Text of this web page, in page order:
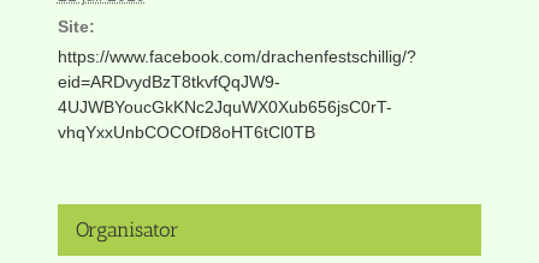
Site:
https://www.facebook.com/drachenfestschillig/?
eid=ARDvydBzT8tkvfQqJW9-
4UJWBYoucGkKNc2JquWX0Xub656jsC0rT-
vhqYxxUnbCOCOfD8oHT6tCl0TB
Organisator